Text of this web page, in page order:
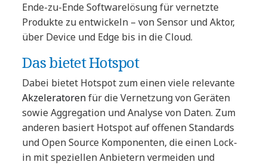
Ende-zu-Ende Softwarelösung für vernetzte
Produkte zu entwickeln – von Sensor und Aktor,
über Device und Edge bis in die Cloud.
Das bietet Hotspot
Dabei bietet Hotspot zum einen viele relevante
Akzeleratorenfür die Vernetzung von Geräten
sowie Aggregation und Analyse von Daten. Zum
anderen basiert Hotspot auf offenen Standards
und Open Source Komponenten, die einen Lock-
in mit speziellen Anbietern vermeiden und